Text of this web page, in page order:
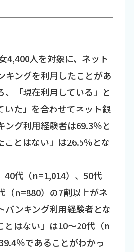
4,400人を対象に、ネット
キングを利用したことがあ
、「現在利用している」と
いた」を合わせてネット銀
ング利用経験者は69.3％と
ことはない」は26.5％とな
40代（n=1,014）、50代
（n=880）の7割以上がネ
バンキング利用経験者とな
とはない」は10～20代（n
％であることがわかっ